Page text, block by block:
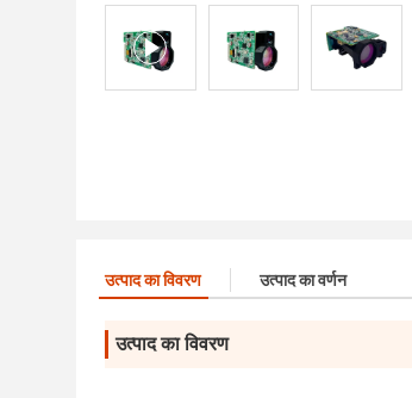
उत्पाद का विवरण उत्पाद का वर्णन
उत्पाद का विवरण